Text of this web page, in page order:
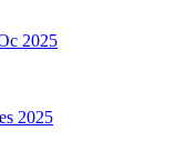
2025
2025